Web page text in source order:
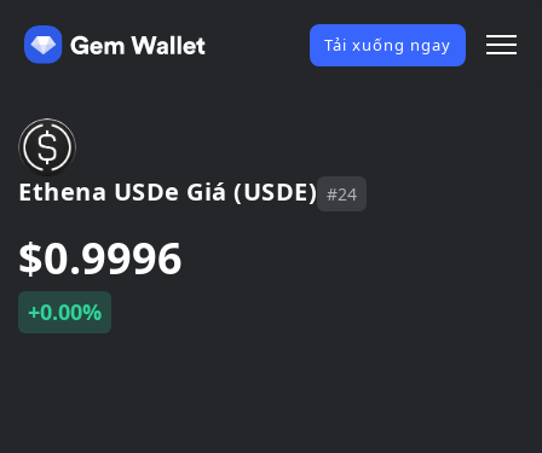
Tải xuống ngay
Ethena USDe Giá (USDE) #24
$0.9996
+0.00%